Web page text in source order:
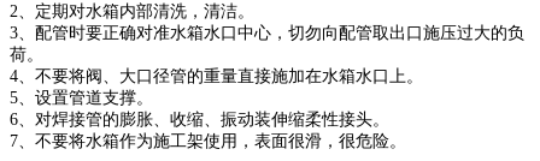
2、定期对水箱内部清洗，清洁。
3、配管时要正确对准水箱水口中心，切勿向配管取出口施压过大的负
荷。
4、不要将阀、大口径管的重量直接施加在水箱水口上。
5、设置管道支撑。
6、对焊接管的膨胀、收缩、振动装伸缩柔性接头。
7、不要将水箱作为施工架使用，表面很滑，很危险。